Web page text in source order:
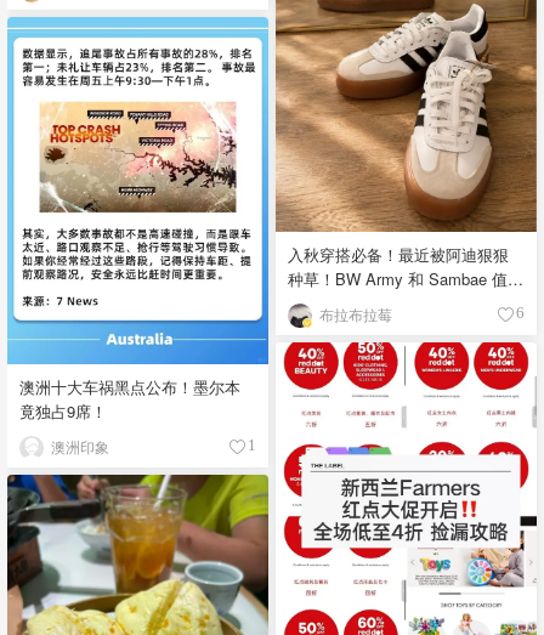
入秋穿搭必备！最近被阿迪狠狠
种草！BW Army 和 Sambae 值得
拥有！布拉布拉莓 6
澳洲十大车祸黑点公布！墨尔本
竟独占9席！
澳洲印象 1